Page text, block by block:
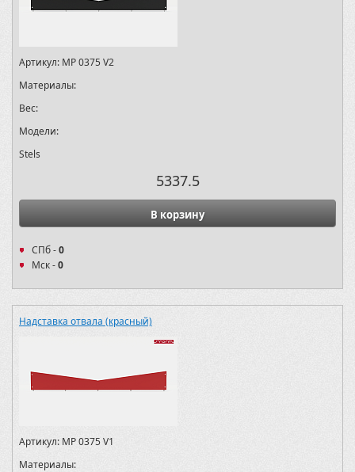
Артикул: MP 0375 V2
Материалы:
Вес:
Модели:
Stels
5337.5
В корзину
СПб -0
Мск -0
Надставка отвала (красный)
Артикул: MP 0375 V1
Материалы: